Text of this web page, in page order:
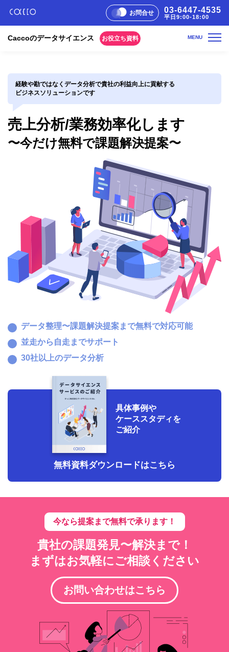
お問合せ 03-6447-4535
平日9:00-18:00
Caccoのデータサイエンス
マーケティング支援サービス「いろはに分析」
データ分析サービス「さきがけKPI」
データサイエンス分室として
ASPとして
面倒な作業をRPAで自動化
お役立ち資料
経験や勘ではなくデータ分析で貴社の利益向上に貢献する
ビジネスソリューションです
売上分析/業務効率化します
〜今だけ無料で課題解決提案〜
データ整理〜課題解決提案まで無料で対応可能
並走から 自走までサポート
30社以上のデータ分析
具体事例や
ケーススタディを
ご紹介
無料資料ダウンロードはこちら
今なら提案まで無料で承ります！
貴社の課題発見〜解決まで！
まずはお気軽にご相談ください
お問い合わせはこちら